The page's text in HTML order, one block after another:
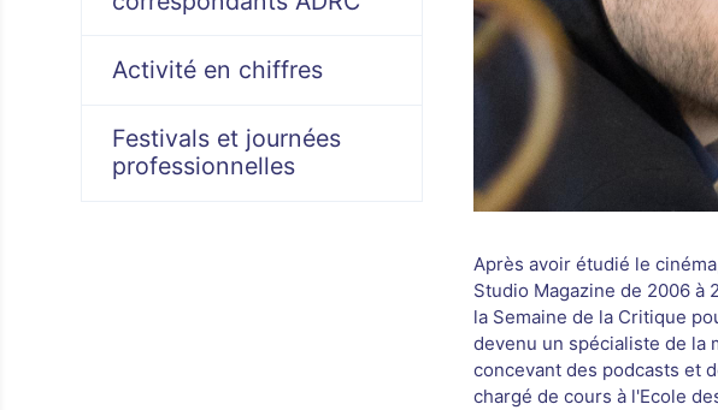
Activité en chiffres
Festivals et journées
professionnelles
Après avoir étudié le
Studio Magazine de 2006 à
la Semaine de la Critique
devenu un spécialiste de la
concevant des podcasts et
chargé de cours à l'Ecole